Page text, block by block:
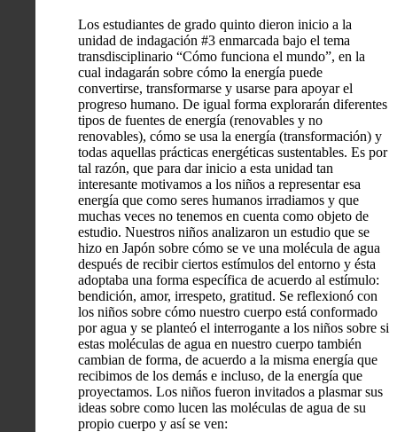
Los estudiantes de grado quinto dieron inicio a la
unidad de indagación #3 enmarcada bajo el tema
transdisciplinario “Cómo funciona el mundo”, en la
cual indagarán sobre cómo la energía puede
convertirse, transformarse y usarse para apoyar el
progreso humano. De igual forma explorarán diferentes
tipos de fuentes de energía (renovables y no
renovables), cómo se usa la energía (transformación) y
todas aquellas prácticas energéticas sustentables. Es por
tal razón, que para dar inicio a esta unidad tan
interesante motivamos a los niños a representar esa
energía que como seres humanos irradiamos y que
muchas veces no tenemos en cuenta como objeto de
estudio. Nuestros niños analizaron un estudio que se
hizo en Japón sobre cómo se ve una molécula de agua
después de recibir ciertos estímulos del entorno y ésta
adoptaba una forma específica de acuerdo al estímulo:
bendición, amor, irrespeto, gratitud. Se reflexionó con
los niños sobre cómo nuestro cuerpo está conformado
por agua y se planteó el interrogante a los niños sobre si
estas moléculas de agua en nuestro cuerpo también
cambian de forma, de acuerdo a la misma energía que
recibimos de los demás e incluso, de la energía que
proyectamos. Los niños fueron invitados a plasmar sus
ideas sobre como lucen las moléculas de agua de su
propio cuerpo y así se ven: